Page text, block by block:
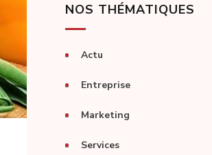
NOS THÉMATIQUES
Actu
Entreprise
Marketing
Services